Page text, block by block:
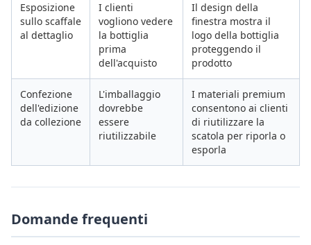
Esposizione
sullo scaffale
al dettaglio
I clienti
vogliono vedere
la bottiglia
prima
dell'acquisto
Il design della
finestra mostra il
logo della bottiglia
proteggendo il
prodotto
Confezione
dell'edizione
da collezione
L'imballaggio
dovrebbe
essere
riutilizzabile
I materiali premium
consentono ai clienti
di riutilizzare la
scatola per riporla o
esporla
Domande frequenti